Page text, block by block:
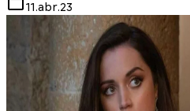
11.abr.23